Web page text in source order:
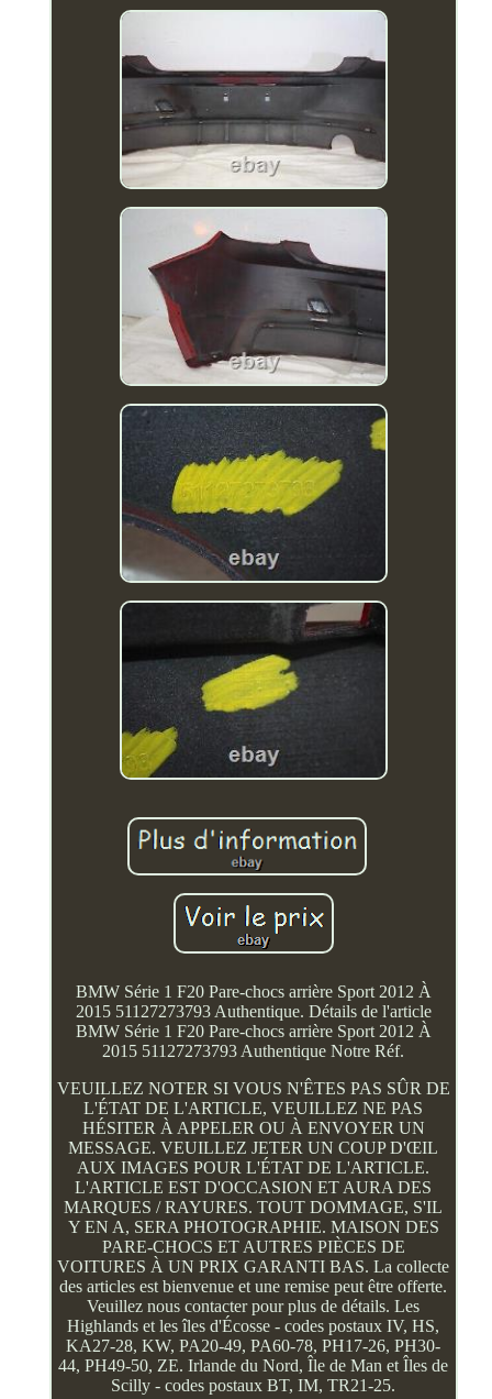
BMW Série 1 F20 Pare-chocs arrière Sport 2012 À
2015 51127273793 Authentique. Détails de l'article
BMW Série 1 F20 Pare-chocs arrière Sport 2012 À
2015 51127273793 Authentique Notre Réf.
VEUILLEZ NOTER SI VOUS N'ÊTES PAS SÛR DE
L'ÉTAT DE L'ARTICLE, VEUILLEZ NE PAS
HÉSITER À APPELER OU À ENVOYER UN
MESSAGE. VEUILLEZ JETER UN COUP D'ŒIL
AUX IMAGES POUR L'ÉTAT DE L'ARTICLE.
L'ARTICLE EST D'OCCASION ET AURA DES
MARQUES / RAYURES. TOUT DOMMAGE, S'IL
Y EN A, SERA PHOTOGRAPHIE. MAISON DES
PARE-CHOCS ET AUTRES PIÈCES DE
VOITURES À UN PRIX GARANTI BAS. La collecte
des articles est bienvenue et une remise peut être offerte.
Veuillez nous contacter pour plus de détails. Les
Highlands et les îles d'Écosse - codes postaux IV, HS,
KA27-28, KW, PA20-49, PA60-78, PH17-26, PH30-
44, PH49-50, ZE. Irlande du Nord, Île de Man et Îles de
Scilly - codes postaux BT, IM, TR21-25.